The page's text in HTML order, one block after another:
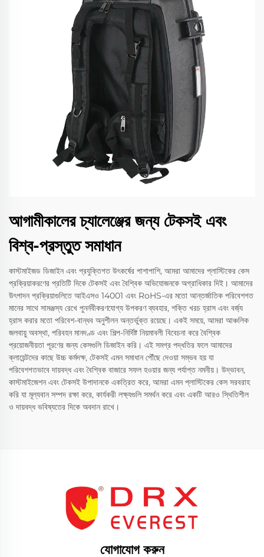
আগামীকালের চ্যালেঞ্জের জন্য টেকসই এবং
বিশ্ব-প্রস্তুত সমাধান
কাস্টমাইজড ডিজাইন এবং প্রযুক্তিগত উৎকর্ষের পাশাপাশি, আমরা আমাদের প্লাস্টিকের কেস
প্রক্রিয়াকরণের প্রতিটি দিকে টেকসই এবং বৈশ্বিক অভিযোজনকে অগ্রাধিকার দিই। আমাদের
উৎপাদন প্রক্রিয়াগুলিতে আইএসও 14001 এবং RoHS-এর মতো আন্তর্জাতিক পরিবেশগত
মানের সাথে সামঞ্জস্য রেখে পুনর্নবীকরণযোগ্য উপকরণ ব্যবহার, শক্তি খরচ হ্রাস এবং বর্জ্য
হ্রাস করার মতো পরিবেশ-বান্ধব অনুশীলন অন্তর্ভুক্ত রয়েছে। একই সময়ে, আমরা আঞ্চলিক
জলবায়ু অবস্থা, পরিবহন মানদণ্ড এবং শিল্প-নির্দিষ্ট নিয়মাবলী বিবেচনা করে বৈশ্বিক
প্রয়োজনীয়তা পূরণের জন্য কেসগুলি ডিজাইন করি। এই সমগ্র পদ্ধতির ফলে আমাদের
ক্লায়েন্টদের কাছে উচ্চ কর্মদক্ষ, টেকসই এমন সমাধান পৌঁছে দেওয়া সম্ভব হয় যা
পরিবেশগতভাবে দায়বদ্ধ এবং বৈশ্বিক বাজারে সফল হওয়ার জন্য পর্যাপ্ত নমনীয়। উদ্ভাবন,
কাস্টমাইজেশন এবং টেকসই উপাদানকে একত্রিত করে, আমরা এমন প্লাস্টিকের কেস সরবরাহ
করি যা মূল্যবান সম্পদ রক্ষা করে, কার্যকরী লক্ষ্যগুলি সমর্থন করে এবং একটি আরও স্থিতিশীল
ও দায়বদ্ধ ভবিষ্যতের দিকে অবদান রাখে।
যোগাযোগ করুন